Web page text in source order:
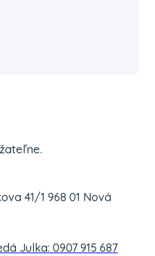
41/1 968 01 Nová
Julka: 0907 915 687